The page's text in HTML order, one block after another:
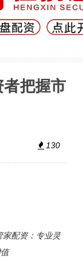
把握市
130
配资：专业灵